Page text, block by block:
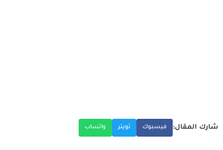
شارك المقال: فيسبوك تويتر واتساب